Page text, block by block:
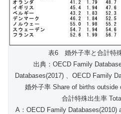
表6 婚外子率と合計特
出典：OECD Family
Databases(2017) 、OECD Family
婚外子率 Share of births outside
合計特殊出生率
A：OECD Family